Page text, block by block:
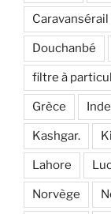
Caravansérail
Douchanbé
filtre à
Grèce Inde
Kashgar.
Lahore
Norvège